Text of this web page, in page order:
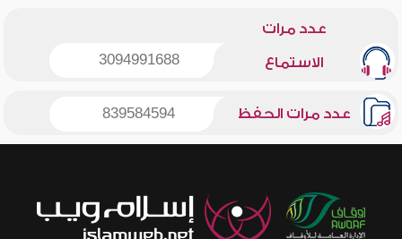
عدد مرات
الاستماع 3094991688
عدد مرات الحفظ 839584594